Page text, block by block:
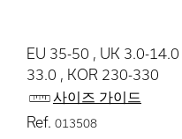
EU 35-50 , UK 3.0-
33.0 , KOR 230-330
사이즈 가이드
Ref. 013508